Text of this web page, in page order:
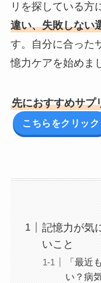
リを探している方
違い、失敗しない
す。自分に合った
憶力ケアを始めま
先におすすめサプ
こちらをクリック
記憶力が気
いこと
「最近
い？病